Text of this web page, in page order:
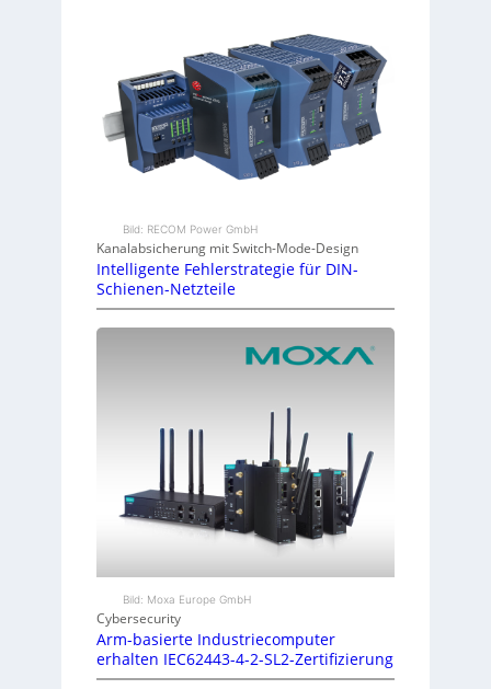
Bild: RECOM Power GmbH
Kanalabsicherung mit Switch-Mode-Design
Intelligente Fehlerstrategie für DIN-
Schienen-Netzteile
Bild: Moxa Europe GmbH
Cybersecurity
Arm-basierte Industriecomputer
erhalten IEC62443-4-2-SL2-Zertifizierung